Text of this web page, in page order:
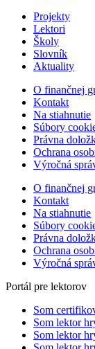
Projekty
Lektori
Školy
Slovník
Aktuality
O finančnej
Kontakt
Na stiahnutie
Súbory
Právna
Ochrana
Výročná
O finančnej
Kontakt
Na stiahnutie
Súbory
Právna
Ochrana
Výročná
Portál pre lektorov
Som
Som lektor
Som lektor